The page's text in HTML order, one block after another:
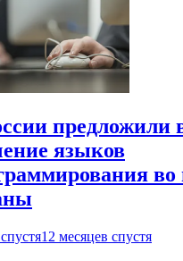
предложили
языков
во
12 месяцев спустя